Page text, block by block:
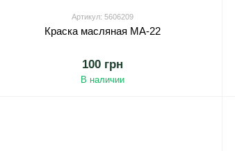
Артикул: 5606209
Краска масляная МА-22
100 грн
В наличии